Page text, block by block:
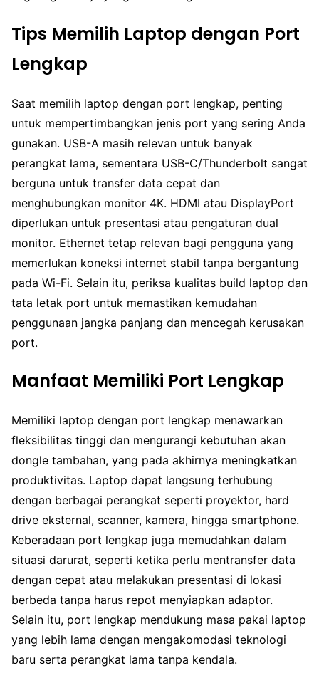
Tips Memilih Laptop dengan Port
Lengkap
Saat memilih laptop dengan port lengkap, penting
untuk mempertimbangkan jenis port yang sering Anda
gunakan. USB-A masih relevan untuk banyak
perangkat lama, sementara USB-C/Thunderbolt sangat
berguna untuk transfer data cepat dan
menghubungkan monitor 4K. HDMI atau DisplayPort
diperlukan untuk presentasi atau pengaturan dual
monitor. Ethernet tetap relevan bagi pengguna yang
memerlukan koneksi internet stabil tanpa bergantung
pada Wi-Fi. Selain itu, periksa kualitas build laptop dan
tata letak port untuk memastikan kemudahan
penggunaan jangka panjang dan mencegah kerusakan
port.
Manfaat Memiliki Port Lengkap
Memiliki laptop dengan port lengkap menawarkan
fleksibilitas tinggi dan mengurangi kebutuhan akan
dongle tambahan, yang pada akhirnya meningkatkan
produktivitas. Laptop dapat langsung terhubung
dengan berbagai perangkat seperti proyektor, hard
drive eksternal, scanner, kamera, hingga smartphone.
Keberadaan port lengkap juga memudahkan dalam
situasi darurat, seperti ketika perlu mentransfer data
dengan cepat atau melakukan presentasi di lokasi
berbeda tanpa harus repot menyiapkan adaptor.
Selain itu, port lengkap mendukung masa pakai laptop
yang lebih lama dengan mengakomodasi teknologi
baru serta perangkat lama tanpa kendala.